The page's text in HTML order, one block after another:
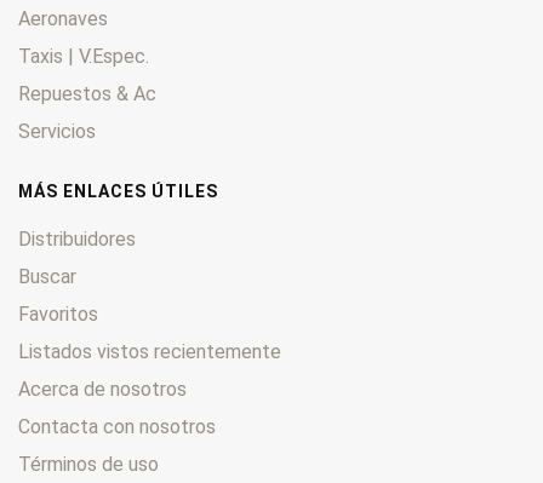
Aeronaves
Taxis | V.Espec.
Repuestos & Ac
Servicios
MÁS ENLACES ÚTILES
Distribuidores
Buscar
Favoritos
Listados vistos recientemente
Acerca de nosotros
Contacta con nosotros
Términos de uso